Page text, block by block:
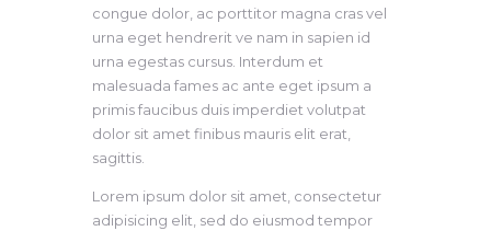
congue dolor, ac porttitor magna cras vel
urna eget hendrerit ve nam in sapien id
urna egestas cursus. Interdum et
malesuada fames ac ante eget ipsum a
primis faucibus duis imperdiet volutpat
dolor sit amet finibus mauris elit erat,
sagittis.
Lorem ipsum dolor sit amet, consectetur
adipisicing elit, sed do eiusmod tempor